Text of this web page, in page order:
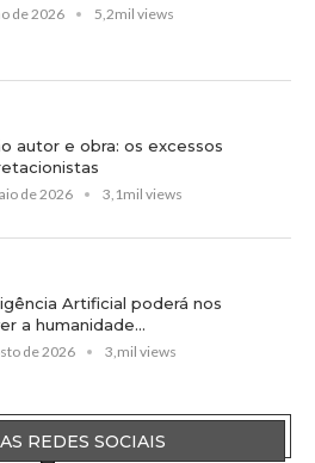
de 2026 5,2mil views
autor e obra: os excessos
de 2026 3,1mil views
Artificial poderá nos
a humanidade...
de 2026 3,mil views
REDES SOCIAIS